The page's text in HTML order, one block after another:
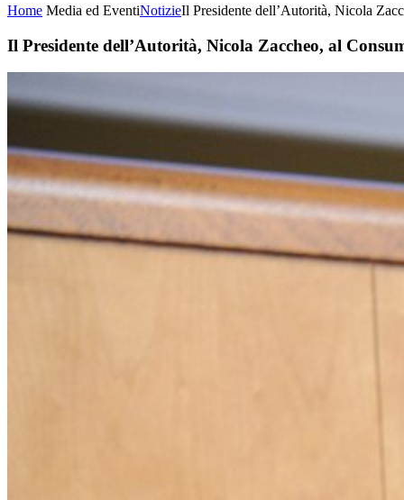
Home Media ed EventiNotizieIl Presidente dell’Autorità, Nicola
Il Presidente dell’Autorità, Nicola Zaccheo, al